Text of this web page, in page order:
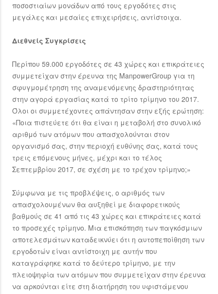
ποσοστιαίων μονάδων από τους εργοδότες στις
μεγάλες και μεσαίες επιχειρήσεις, αντίστοιχα.
Διεθνείς Συγκρίσεις
Περίπου 59.000 εργοδότες σε 43 χώρες και επικράτειες
συμμετείχαν στην έρευνα της ManpowerGroup για τη
σφυγμομέτρηση της αναμενόμενης δραστηριότητας
στην αγορά εργασίας κατά το τρίτο τρίμηνο του 2017.
Όλοι οι συμμετέχοντες απάντησαν στην εξής ερώτηση:
«Ποια πιστεύετε ότι θα είναι η μεταβολή στο συνολικό
αριθμό των ατόμων που απασχολούνται στον
οργανισμό σας, στην περιοχή ευθύνης σας, κατά τους
τρεις επόμενους μήνες, μέχρι και το τέλος
Σεπτεμβρίου 2017, σε σχέση με το τρέχον τρίμηνο;»
Σύμφωνα με τις προβλέψεις, ο αριθμός των
απασχολουμένων θα αυξηθεί με διαφορετικούς
βαθμούς σε 41 από τις 43 χώρες και επικράτειες κατά
το προσεχές τρίμηνο. Μια επισκόπηση των παγκόσμιων
αποτελεσμάτων καταδεικνύει ότι η αυτοπεποίθηση των
εργοδοτών είναι αντίστοιχη με αυτήν που
καταγράφηκε κατά το δεύτερο τρίμηνο, με την
πλειοψηφία των ατόμων που συμμετείχαν στην έρευνα
να αρκούνται είτε στη διατήρηση του υφιστάμενου